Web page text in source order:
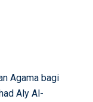
Agama bagi
Aly Al-